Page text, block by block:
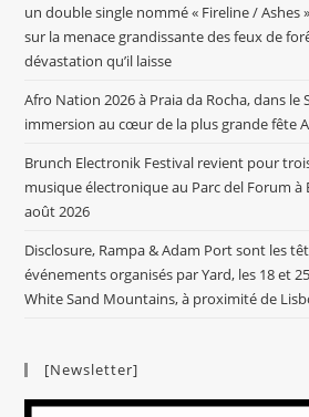
un double single nommé « Fireline /
sur la menace grandissante des feux de
dévastation qu’il laisse
Afro Nation 2026 à Praia da Rocha, dans le
immersion au cœur de la plus grande fête
Brunch Electronik Festival revient pour
musique électronique au Parc del Forum à
août 2026
Disclosure, Rampa & Adam Port sont les
événements organisés par Yard, les 18 et
White Sand Mountains, à proximité de
[Newsletter]